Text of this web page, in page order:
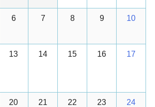
6 7 8 9 10
13 14 15 16 17
20 21 22 23 24